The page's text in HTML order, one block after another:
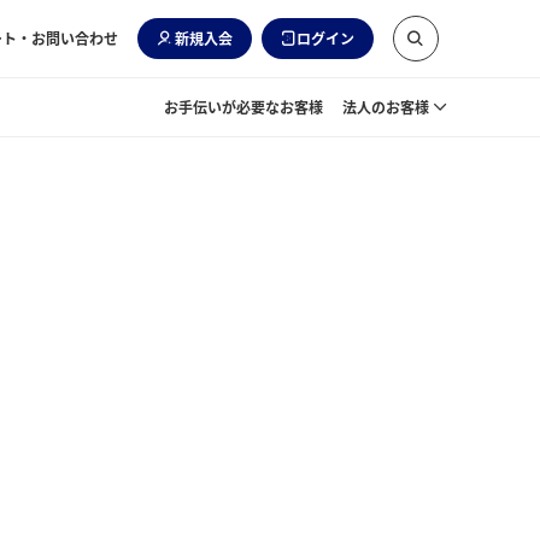
・お問い合わせ 新規入会 ログイン
お手伝いが必要なお客様 法人のお客様